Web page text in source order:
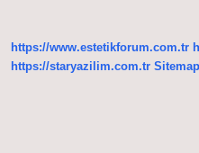
https://www.estetikforum.com.tr
https://staryazilim.com.tr Sitemap